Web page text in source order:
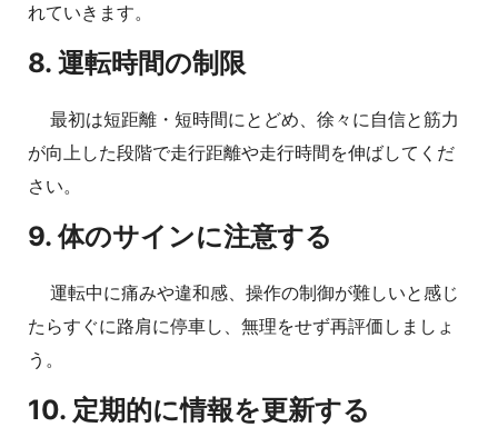
れていきます。
8. 運転時間の制限
最初は短距離・短時間にとどめ、徐々に自信と筋力
が向上した段階で走行距離や走行時間を伸ばしてくだ
さい。
9. 体のサインに注意する
運転中に痛みや違和感、操作の制御が難しいと感じ
たらすぐに路肩に停車し、無理をせず再評価しましょ
う。
10. 定期的に情報を更新する